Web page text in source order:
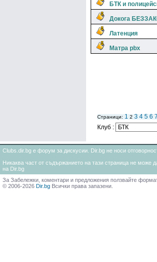
БТК и
Докога
Латенция
Матра pbx
Страници: 1 2 3 4 5 6 7
Клуб :
Clubs.dir.bg е форум за дискусии. Dir.bg не носи
Никаква част от съдържанието на тази страница не може
на Dir.bg
За Забележки, коментари и предложения ползвайте
© 2006-2026 Dir.bg Всички права запазени.